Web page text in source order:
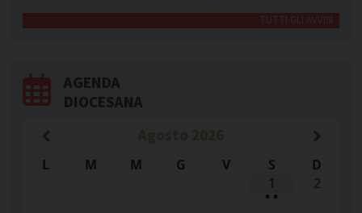
TUTTI GLI AVVISI
AGENDA
DIOCESANA
L M M G V S
D
1
• •
2